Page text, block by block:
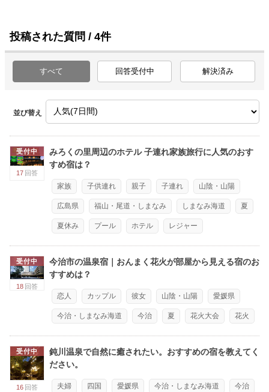
投稿された質問 / 4件
すべて 回答受付中 解決済み
並び替え
受付中
17 回答
みろくの里周辺のホテル 子連れ家族旅行に人気のおす
すめ宿は？
家族 子供連れ 親子 子連れ 山陰・山陽
広島県 福山・尾道・しまなみ しまなみ海道 夏
夏休み プール ホテル レジャー
受付中
18 回答
今治市の温泉宿｜おんまく花火が部屋から見える宿のお
すすめは？
恋人 カップル 彼女 山陰・山陽 愛媛県
今治・しまなみ海道 今治 夏 花火大会 花火
受付中
16 回答
鈍川温泉で自然に癒されたい。おすすめの宿を教えてく
ださい。
夫婦 四国 愛媛県 今治・しまなみ海道 今治